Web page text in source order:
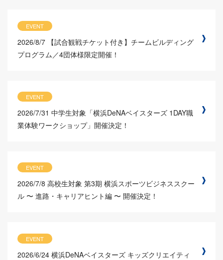
EVENT
2026/8/7 【試合観戦チケット付き】チームビルディング
プログラム／4団体様限定開催！
EVENT
2026/7/31 中学生対象「横浜DeNAベイスターズ 1DAY職
業体験ワークショップ」開催決定！
EVENT
2026/7/8 高校生対象 第3期 横浜スポーツビジネススクー
ル 〜 進路・キャリアヒント編 〜 開催決定！
EVENT
2026/6/24 横浜DeNAベイスターズ キッズクリエイティ